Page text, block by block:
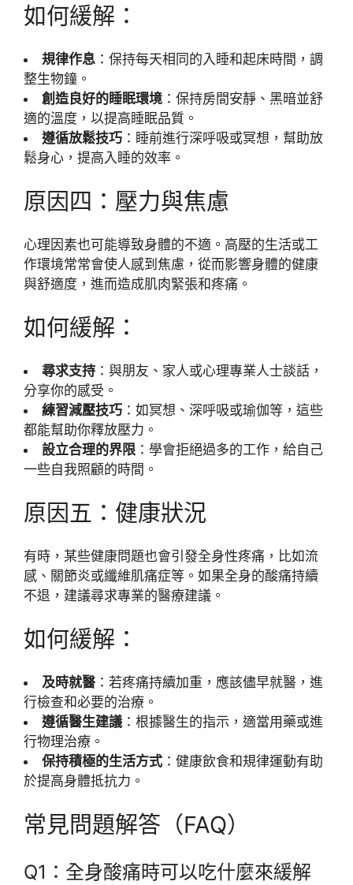
如何緩解：
規律作息 ：保持每天相同的入睡和起床時間，調
整生物鐘。
創造良好的睡眠環境 ：保持房間安靜、黑暗並舒
適的溫度，以提高睡眠品質。
遵循放鬆技巧 ：睡前進行深呼吸或冥想，幫助放
鬆身心，提高入睡的效率。
原因四：壓力與焦慮
心理因素也可能導致身體的不適。高壓的生活或工
作環境常常會使人感到焦慮，從而影響身體的健康
與舒適度，進而造成肌肉緊張和疼痛。
如何緩解：
尋求支持 ：與朋友、家人或心理專業人士談話，
分享你的感受。
練習減壓技巧 ：如冥想、深呼吸或瑜伽等，這些
都能幫助你釋放壓力。
設立合理的界限 ：學會拒絕過多的工作，給自己
一些自我照顧的時間。
原因五：健康狀況
有時，某些健康問題也會引發全身性疼痛，比如流
感、關節炎或纖維肌痛症等。如果全身的酸痛持續
不退，建議尋求專業的醫療建議。
如何緩解：
及時就醫 ：若疼痛持續加重，應該儘早就醫，進
行檢查和必要的治療。
遵循醫生建議 ：根據醫生的指示，適當用藥或進
行物理治療。
保持積極的生活方式 ：健康飲食和規律運動有助
於提高身體抵抗力。
常見問題解答（FAQ）
Q1：全身酸痛時可以吃什麼來緩解